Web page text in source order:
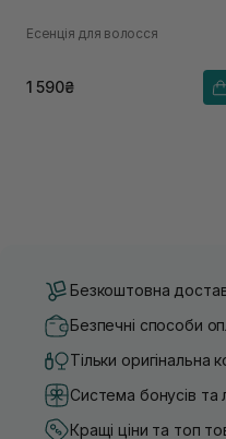
Есенція для волосся
1 590₴
Безкоштовна
Безпечні способи
Тільки оригінальна
Система бонусів та
Кращі ціни та топ